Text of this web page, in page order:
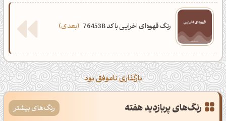
رنگ قهوه‌ای اخرایی با کد 76453B بعدی
بارگذاری ناموفق بود
رنگ‌های پربازدید هفته رنگ‌های بیشتر